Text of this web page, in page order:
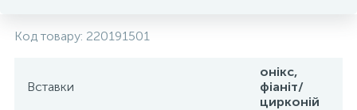
Код товару: 220191501
Вставки
онікс,
фіаніт/
цирконій